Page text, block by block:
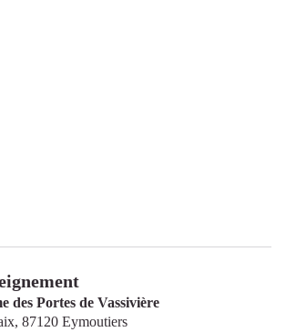
des Portes de Vassivière
87120 Eymoutiers